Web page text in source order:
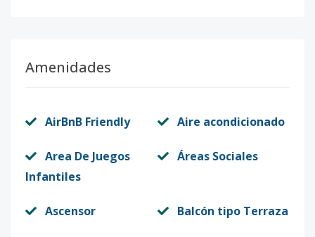
Amenidades
AirBnB Friendly Aire acondicionado
Area De Juegos
Infantiles
Áreas Sociales
Ascensor Balcón tipo Terraza